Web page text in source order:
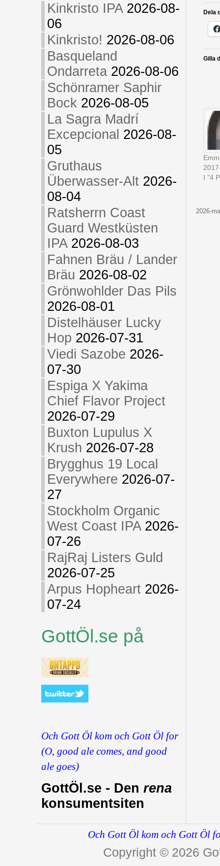
Kinkristo IPA 2026-08-
06
Kinkristo! 2026-08-06
Basqueland
Ondarreta 2026-08-06
Schönramer Saphir
Bock 2026-08-05
La Sagra Madrí
Excepcional 2026-08-
05
Gruthaus
Überwasser-Alt 2026-
08-04
Ratsherrn Coast
Guard Westküsten
IPA 2026-08-03
Fahnen Bräu / Lander
Bräu 2026-08-02
Grönwohlder Das Pils
2026-08-01
Distelhäuser Lucky
Hop 2026-07-31
Viedi Sazobe 2026-
07-30
Espiga X Yakima
Chief Flavor Project
2026-07-29
Buxton Lupulus X
Krush 2026-07-28
Brygghus 19 Local
Everywhere 2026-07-
27
Stockholm Organic
West Coast IPA 2026-
07-26
RajRaj Listers Guld
2026-07-25
Arpus Hopheart 2026-
07-24
GottÖl.se på
Och Gott Öl kom och Gott Öl for
(O, good ale comes, and good
ale goes)
GottÖl.se - Den rena
konsumentsiten
Dela
Gilla
I ”4
2026-
Och Gott Öl kom och Gott Öl
Copyright © 2026